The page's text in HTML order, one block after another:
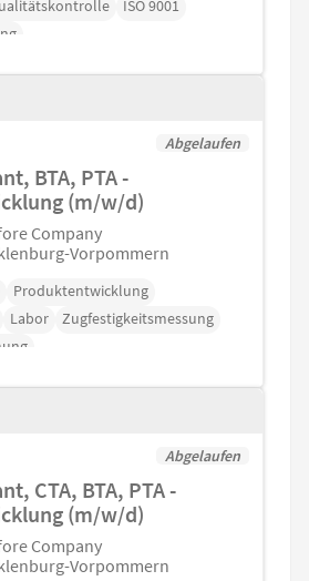
ISO 9001
Abgelaufen
BTA, PTA -
(m/w/d)
Company
Vorpommern
Produktentwicklung
Labor
Zugfestigkeitsmessung
Abgelaufen
CTA, BTA, PTA -
(m/w/d)
Company
Vorpommern